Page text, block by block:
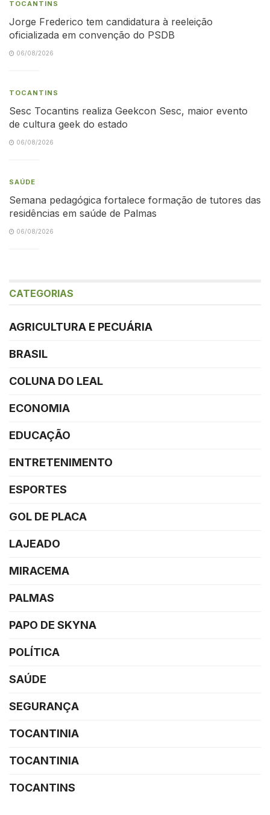
TOCANTINS
Jorge Frederico tem candidatura à reeleição
oficializada em convenção do PSDB
06/08/2026
TOCANTINS
Sesc Tocantins realiza Geekcon Sesc, maior evento
de cultura geek do estado
06/08/2026
SAÚDE
Semana pedagógica fortalece formação de tutores das
residências em saúde de Palmas
06/08/2026
CATEGORIAS
AGRICULTURA E PECUÁRIA
BRASIL
COLUNA DO LEAL
ECONOMIA
EDUCAÇÃO
ENTRETENIMENTO
ESPORTES
GOL DE PLACA
LAJEADO
MIRACEMA
PALMAS
PAPO DE SKYNA
POLÍTICA
SAÚDE
SEGURANÇA
TOCANTINIA
TOCANTINIA
TOCANTINS